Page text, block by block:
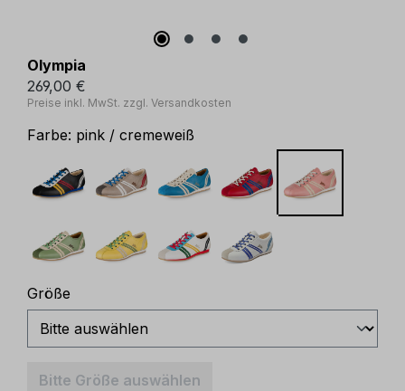
Olympia
269,00 €
Preise inkl. MwSt. zzgl. Versandkosten
Farbe: pink / cremeweiß
Größe
Bitte Größe auswählen